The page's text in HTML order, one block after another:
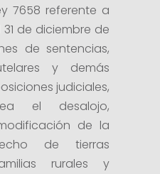
7658 referente a
de diciembre de
de sentencias,
y demás
judiciales,
el desalojo,
de la
de tierras
rurales y